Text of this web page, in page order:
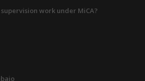
supervision work under MiCA?